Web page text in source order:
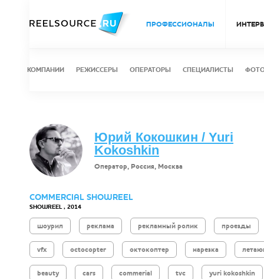
ПРОФЕССИОНАЛЫ
КОМПАНИИ РЕЖИССЕРЫ ОПЕРАТОРЫ СПЕЦИАЛИСТЫ
Юрий Кокошкин / Yuri
Kokoshkin
Оператор, Россия, Москва
COMMERCIAL SHOWREEL
SHOWREEL , 2014
шоурил реклама рекламный ролик проезды
vfx octocopter октокоптер нарезка
beauty cars commerial tvc yuri kokoshkin